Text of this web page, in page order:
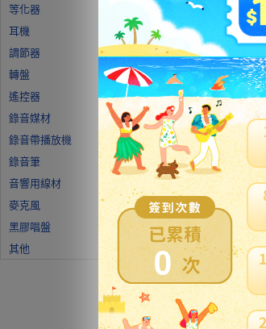
0
等化器
耳機
調節器
轉盤
遙控器
錄音媒材
錄音帶播放機
錄音筆
音響用線材
麥克風
黑膠唱盤
其他